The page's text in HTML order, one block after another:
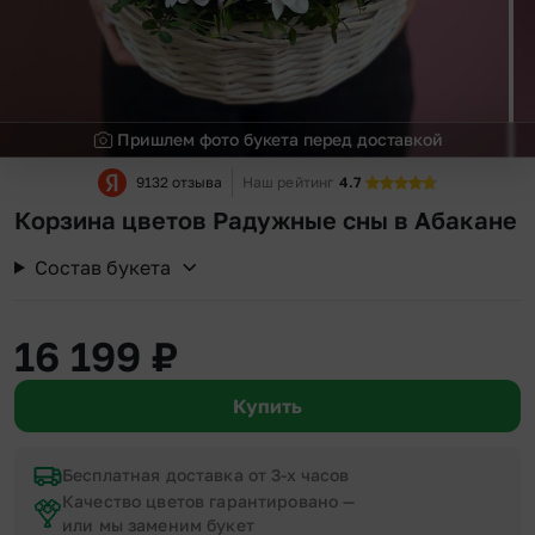
Пришлем фото букета перед доставкой
9132 отзыва Наш рейтинг 4.7
Корзина цветов Радужные сны в Абакане
Состав букета
16 199 ₽
Купить
Бесплатная доставка от 3-х часов
Качество цветов гарантировано —
или мы заменим букет